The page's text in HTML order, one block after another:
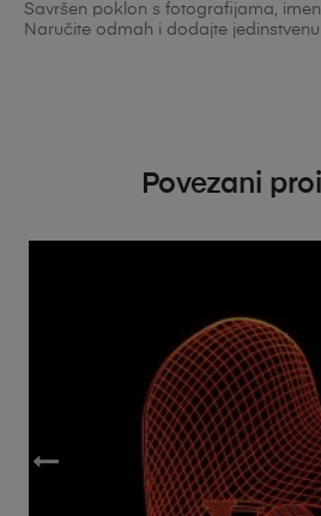
Savršen poklon s fotografijama,
Naručite odmah i dodajte
Povezani